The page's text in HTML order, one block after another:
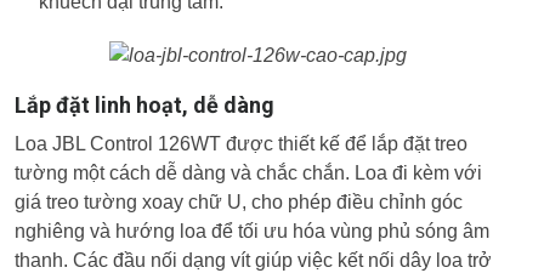
Lắp đặt linh hoạt, dễ dàng
Loa JBL Control 126WT được thiết kế để lắp đặt treo
tường một cách dễ dàng và chắc chắn. Loa đi kèm với
giá treo tường xoay chữ U, cho phép điều chỉnh góc
nghiêng và hướng loa để tối ưu hóa vùng phủ sóng âm
thanh. Các đầu nối dạng vít giúp việc kết nối dây loa trở